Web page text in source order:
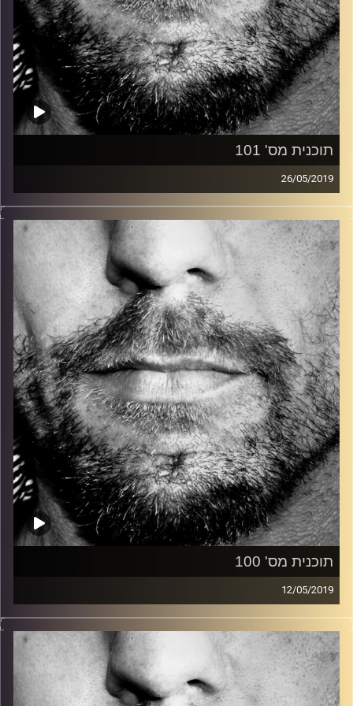
תוכנית מס' 101
26/05/2019
זיפים, מוזיקה מחוספסת של הופעות חיות. הרבה ג'אם, רוק,
בלוז, bluegrass, ג'אז, Fאנק, פרוגרסיב ואפילו אלקטרוניקה.
כל מה שחי, אמיתי ונושם.
עם שמוליק רגב.
קרדיט תמונות: David Goehring
תוכנית מס' 100
12/05/2019
זיפים, מוזיקה מחוספסת של הופעות חיות. הרבה ג'אם, רוק,
בלוז, bluegrass, ג'אז, Fאנק, פרוגרסיב ואפילו אלקטרוניקה.
כל מה שחי, אמיתי ונושם.
עם שמוליק רגב.